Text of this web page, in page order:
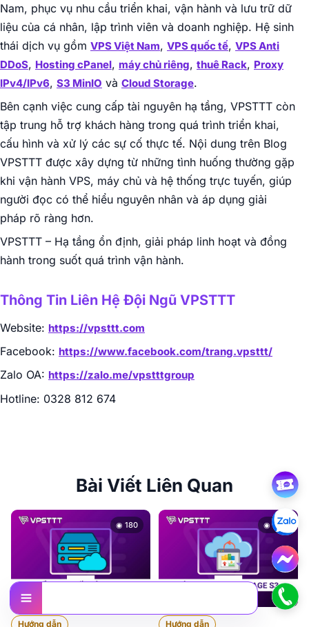
Nội dung
Nam, phục vụ nhu cầu triển khai, vận hành và lưu trữ dữ
liệu của cá nhân, lập trình viên và doanh nghiệp. Hệ sinh
thái dịch vụ gồm VPS Việt Nam, VPS quốc tế, VPS Anti
DDoS, Hosting cPanel, máy chủ riêng, thuê Rack, Proxy
IPv4/IPv6, S3 MinIO và Cloud Storage.
Bên cạnh việc cung cấp tài nguyên hạ tầng, VPSTTT còn
tập trung hỗ trợ khách hàng trong quá trình triển khai,
cấu hình và xử lý các sự cố thực tế. Nội dung trên Blog
VPSTTT được xây dựng từ những tình huống thường gặp
khi vận hành VPS, máy chủ và hệ thống trực tuyến, giúp
người đọc có thể hiểu nguyên nhân và áp dụng giải
pháp rõ ràng hơn.
VPSTTT – Hạ tầng ổn định, giải pháp linh hoạt và đồng
hành trong suốt quá trình vận hành.
Thông Tin Liên Hệ Đội Ngũ VPSTTT
Website: https://vpsttt.com
Facebook: https://www.facebook.com/trang.vpsttt/
Zalo OA: https://zalo.me/vpstttgroup
Hotline: 0328 812 674
Bài Viết Liên Quan
◉ 180
Hướng dẫn
◉ 138
Hướng dẫn